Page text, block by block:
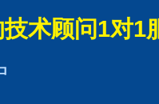
术顾问1对1